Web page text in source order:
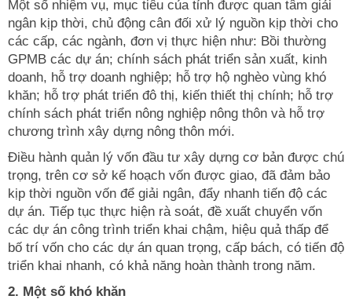
Một số nhiệm vụ, mục tiêu của tỉnh được quan tâm giải
ngân kịp thời, chủ động cân đối xử lý nguồn kịp thời cho
các cấp, các ngành, đơn vị thực hiện như: Bồi thường
GPMB các dự án; chính sách phát triển sản xuất, kinh
doanh, hỗ trợ doanh nghiệp; hỗ trợ hộ nghèo vùng khó
khăn; hỗ trợ phát triển đô thị, kiến thiết thị chính; hỗ trợ
chính sách phát triển nông nghiệp nông thôn và hỗ trợ
chương trình xây dựng nông thôn mới.
Điều hành quản lý vốn đầu tư xây dựng cơ bản được chú
trọng, trên cơ sở kế hoạch vốn được giao, đã đảm bảo
kịp thời nguồn vốn để giải ngân, đẩy nhanh tiến độ các
dự án. Tiếp tục thực hiện rà soát, đề xuất chuyển vốn
các dự án công trình triển khai chậm, hiệu quả thấp để
bố trí vốn cho các dự án quan trọng, cấp bách, có tiến độ
triển khai nhanh, có khả năng hoàn thành trong năm.
2. Một số khó khăn